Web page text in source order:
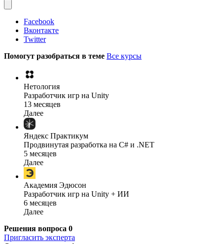
Facebook
Вконтакте
Twitter
Помогут разобраться в теме Все курсы
Нетология
Разработчик игр на Unity
13 месяцев
Далее
Яндекс Практикум
Продвинутая разработка на C# и .NET
5 месяцев
Далее
Академия Эдюсон
Разработчик игр на Unity + ИИ
6 месяцев
Далее
Решения вопроса 0
Пригласить эксперта